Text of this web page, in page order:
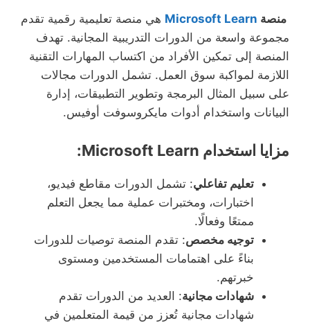
منصة Microsoft Learn هي منصة تعليمية رقمية تقدم
مجموعة واسعة من الدورات التدريبية المجانية. تهدف
المنصة إلى تمكين الأفراد من اكتساب المهارات التقنية
اللازمة لمواكبة سوق العمل. تشمل الدورات مجالات
على سبيل المثال البرمجة وتطوير التطبيقات، إدارة
البيانات واستخدام أدوات مايكروسوفت أوفيس.
مزايا استخدام Microsoft Learn:
تعليم تفاعلي: تشمل الدورات مقاطع فيديو،
اختبارات، ومختبرات عملية مما يجعل التعلم
ممتعًا وفعالًا.
توجيه مخصص: تقدم المنصة توصيات للدورات
بناءً على اهتمامات المستخدمين ومستوى
خبرتهم.
شهادات مجانية: العديد من الدورات تقدم
شهادات مجانية تُعزز من قيمة المتعلمين في